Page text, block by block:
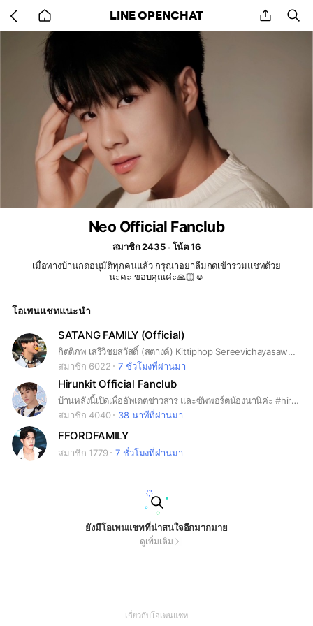
back
to
LINE OPENCHAT share
Neo Official Fanclub
สมาชิก 2435
โน้ต 16
เมื่อทางบ้านกดอนุมัติทุกคนแล้ว กรุณาอย่าลืมกดเข้าร่วมแชทด้วย
นะคะ ขอบคุณค่ะ🙏🏻☺️
โอเพนแชทแนะนำ
SATANG FAMILY (Official)
กิตติภพ เสรีวิชยสวัสดิ์ (สตางค์) Kittiphop Sereevichayasawat #กระปุกของสตางค์ #satangks
สมาชิก 6022
7 ชั่วโมงที่ผ่านมา
Hirunkit Official Fanclub
บ้านหลังนี้เปิดเพื่ออัพเดตข่าวสาร และซัพพอร์ตน้องนานิค่ะ #hirunkit_
สมาชิก 4040
38 นาทีที่ผ่านมา
FFORDFAMILY
สมาชิก 1779 7 ชั่วโมงที่ผ่านมา
ยังมีโอเพนแชทที่น่าสนใจอีกมากมาย
ดูเพิ่มเติม
เกี่ยวกับโอเพนแชท(Open